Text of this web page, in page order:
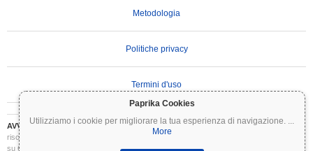
Paprika Cookies
Utilizziamo i cookie per migliorare la tua esperienza di navigazione. ...
More
Metodologia
Politiche privacy
Termini d'uso
AVVERTENZA IMPORTANTE:Le criptovalute sono altamente volatili e comportano
rischi significativi. Potresti perdere parte o tutto il tuo investimento. Tutte le informazioni
su Coinpaprika sono fornite esclusivamente a scopo informativo e non costituiscono